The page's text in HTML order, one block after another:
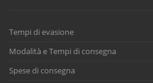
Tempi di evasione
Modalità e Tempi di consegna
Spese di consegna